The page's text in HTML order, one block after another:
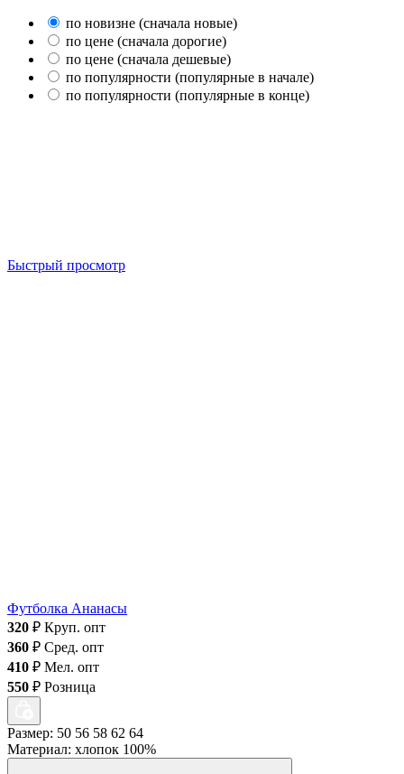
по новизне (сначала новые)
по цене (сначала дорогие)
по цене (сначала дешевые)
по популярности (популярные в начале)
по популярности (популярные в конце)
Быстрый просмотр
Футболка Ананасы
320 ₽ Круп. опт
360 ₽ Сред. опт
410 ₽ Мел. опт
550 ₽ Розница
Размер: 50 56 58 62 64
Материал: хлопок 100%